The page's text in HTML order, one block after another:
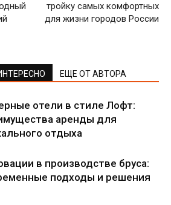
тройку самых комфортных
для жизни городов России
ЕЩЕ ОТ АВТОРА
отели в стиле Лофт:
аренды для
отдыха
в производстве бруса:
подходы и решения